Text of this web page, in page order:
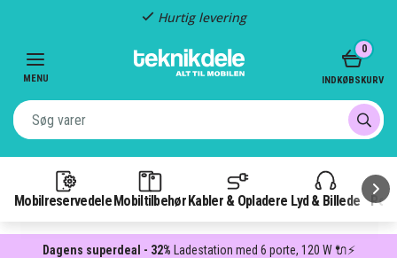
Hurtig levering
MENU
Mobilreservedele Mobiltilbehør Kabler & Opladere Lyd & Billede
0
INDKØBSKURV
Dagens superdeal - 32% Ladestation med 6 porte, 120 W 🔌⚡